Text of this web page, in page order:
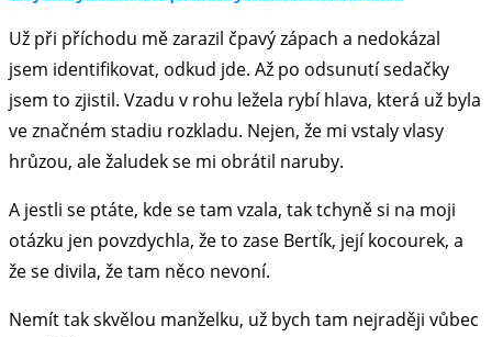
Už při příchodu mě zarazil čpavý zápach a nedokázal
jsem identifikovat, odkud jde. Až po odsunutí sedačky
jsem to zjistil. Vzadu v rohu ležela rybí hlava, která už byla
ve značném stadiu rozkladu. Nejen, že mi vstaly vlasy
hrůzou, ale žaludek se mi obrátil naruby.
A jestli se ptáte, kde se tam vzala, tak tchyně si na moji
otázku jen povzdychla, že to zase Bertík, její kocourek, a
že se divila, že tam něco nevoní.
Nemít tak skvělou manželku, už bych tam nejraději vůbec